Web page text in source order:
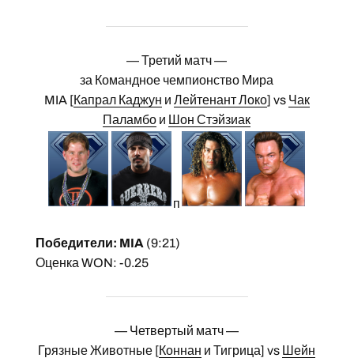
— Третий матч —
за Командное чемпионство Мира
MIA [Капрал Каджун и Лейтенант Локо] vs Чак
Паламбо и Шон Стэйзиак
п
Победители: MIA (9:21)
Оценка WON: -0.25
— Четвертый матч —
Грязные Животные [Коннан и Тигрица] vs Шейн